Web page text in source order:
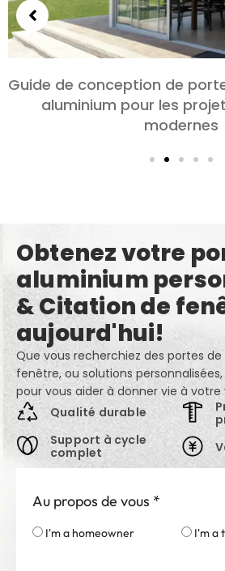
Choisir des portes en
chambres et les salons:
confidentialité
Obtenez votre
aluminium
& Citation de
aujourd'hui!
Que vous recherchiez des portes
fenêtre, ou solutions
pour vous aider à donner vie à votre
Qualité durable
Support à cycle
complet
Au propos de vous *
I'm a homeowner I'm a